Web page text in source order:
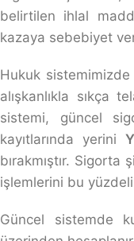
belirtilen ihlal
kazaya sebebiyet
Hukuk
alışkanlıkla sıkça
sistemi, güncel
kayıtlarında yerini
bırakmıştır.
işlemlerini bu
Güncel sistemde